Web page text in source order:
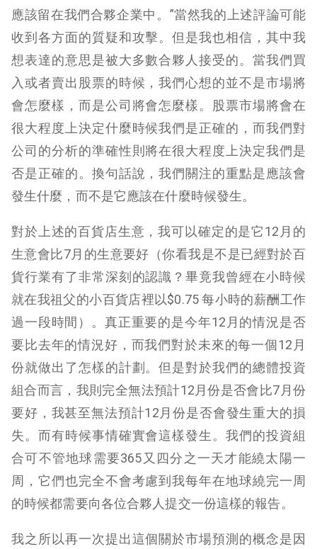
應該留在我們合夥企業中。”當然我的上述評論可能
收到各方面的質疑和攻擊。但是我也相信，其中我
想表達的意思是被大多數合夥人接受的。當我們買
入或者賣出股票的時候，我們心想的並不是市場將
會怎麼樣，而是公司將會怎麼樣。股票市場將會在
很大程度上決定什麼時候我們是正確的，而我們對
公司的分析的準確性則將在很大程度上決定我們是
否是正確的。換句話說，我們關注的重點是應該會
發生什麼，而不是它應該在什麼時候發生。
對於上述的百貨店生意，我可以確定的是它12月的
生意會比7月的生意要好（你看我是不是已經對於百
貨行業有了非常深刻的認識？畢竟我曾經在小時候
就在我祖父的小百貨店裡以$0.75 每小時的薪酬工作
過一段時間）。真正重要的是今年12月的情況是否
要比去年的情況好，而我們對於未來的每一個12月
份就做出了怎樣的計劃。但是對於我們的總體投資
組合而言，我則完全無法預計12月份是否會比7月份
要好，我甚至無法預計12月份是否會發生重大的損
失。而有時候事情確實會這樣發生。我們的投資組
合可不管地球需要365又四分之一天才能繞太陽一
周，它們也完全不會考慮到我每年在地球繞完一周
的時候都需要向各位合夥人提交一份這樣的報告。
我之所以再一次提出這個關於市場預測的概念是因